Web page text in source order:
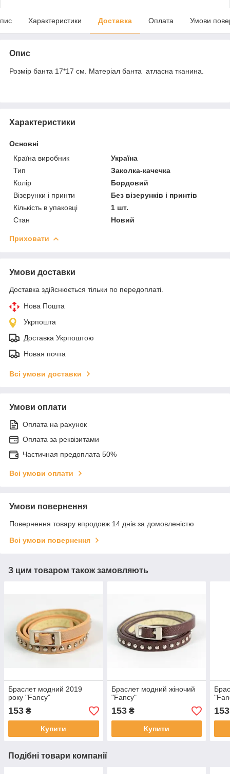
Характеристики Доставка Оплата Умови
Опис
Розмір банта 17*17 см. Матеріал банта атласна тканина.
Характеристики
Основні
Країна виробник
Україна
Тип
Заколка-качечка
Колір
Бордовий
Візерунки і принти
Без візерунків і принтів
Кількість в упаковці
1 шт.
Стан
Новий
Приховати
Умови доставки
Доставка здійснюється тільки по передоплаті.
Нова Пошта
Укрпошта
Доставка Укрпоштою
Новая почта
Всі умови доставки
Умови оплати
Оплата на рахунок
Оплата за реквізитами
Частичная предоплата 50%
Всі умови оплати
Умови повернення
Повернення товару впродовж 14 днів за домовленістю
Всі умови повернення
З цим товаром також замовляють
Браслет модний 2019
року "Fancy"
153 ₴
Купити
Браслет модний жіночий
"Fancy"
153₴
Купити
153
Подібні товари компанії